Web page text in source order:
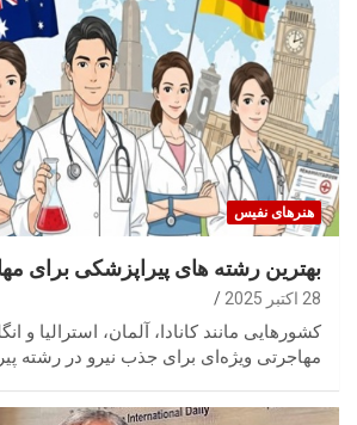
هنرهای نفیس
بهترین رشته های پیراپزشکی برای
28 اکتبر 2025
کشورهایی مانند کانادا، آلمان، استرالیا و
مهاجرتی ویژه‌ای برای جذب نیرو در رشته